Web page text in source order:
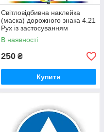
Світловідбивна наклейка
(маска) дорожного знака 4.21
Рух із застосуванням
ланцюгів проти ковзання
В наявності
250 ₴
Купити